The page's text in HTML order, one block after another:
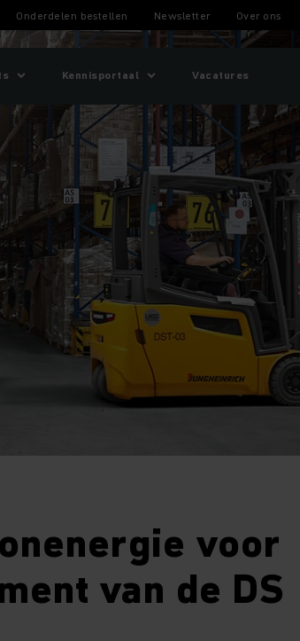
Onderdelen bestellen Newsletter Over ons
Kennisportaal Vacatures
voor
van de DS